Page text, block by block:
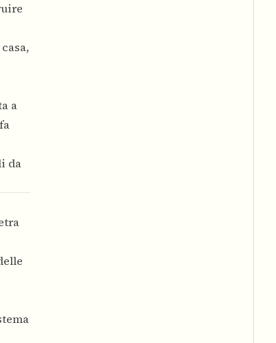
a
da